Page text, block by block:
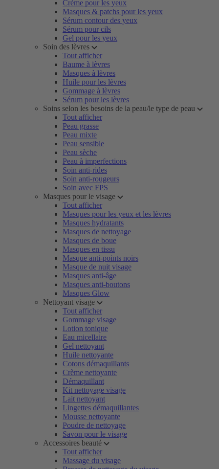
Crème pour les yeux
Masques & patchs pour les yeux
Sérum contour des yeux
Sérum pour cils
Gel pour les yeux
Soin des lèvres
Tout afficher
Baume à lèvres
Masques à lèvres
Huile pour les lèvres
Gommage à lèvres
Sérum pour les lèvres
Soins selon les besoins de la peau/le type de peau
Tout afficher
Peau grasse
Peau mixte
Peau sensible
Peau sèche
Peau à imperfections
Soin anti-rides
Soin anti-rougeurs
Soin avec FPS
Masques pour le visage
Tout afficher
Masques pour les yeux et les lèvres
Masques hydratants
Masques de nettoyage
Masques de boue
Masques en tissu
Masque anti-points noirs
Masque de nuit visage
Masques anti-âge
Masques anti-boutons
Masques Glow
Nettoyant visage
Tout afficher
Gommage visage
Lotion tonique
Eau micellaire
Gel nettoyant
Huile nettoyante
Cotons démaquillants
Crème nettoyante
Démaquillant
Kit nettoyage visage
Lait nettoyant
Lingettes démaquillantes
Mousse nettoyante
Poudre de nettoyage
Savon pour le visage
Accessoires beauté
Tout afficher
Massage du visage